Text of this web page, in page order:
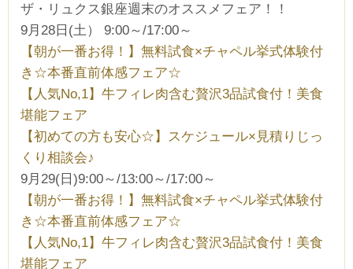
ザ・リュクス銀座週末のオススメフェア！！
9月28日(土） 9:00～/17:00～
【朝が一番お得！】無料試食×チャペル挙式体験付
き☆本番直前体感フェア☆
【人気No,1】牛フィレ肉含む贅沢3品試食付！美食
堪能フェア
【初めての方も安心☆】スケジュール×見積りじっ
くり相談会♪
9月29(日)9:00～/13:00～/17:00～
【朝が一番お得！】無料試食×チャペル挙式体験付
き☆本番直前体感フェア☆
【人気No,1】牛フィレ肉含む贅沢3品試食付！美食
堪能フェア